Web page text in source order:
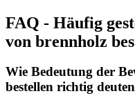
FAQ - Häufig
von brennholz
Wie Bedeutung der
bestellen richtig